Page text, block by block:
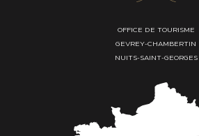
OFFICE DE TOURISME
GEVREY-CHAMBERTIN
NUITS-SAINT-GEORGES